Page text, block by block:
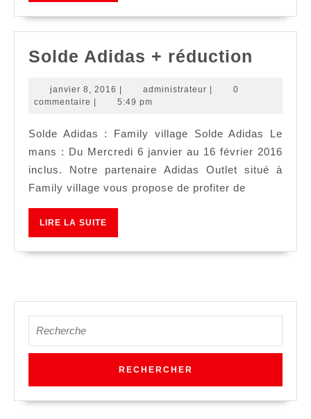
Solde Adidas + réduction
janvier 8, 2016 janvier
8,
| administrateur administrateur
|
0
commentaire | 5:49 pm
Solde Adidas : Family village Solde Adidas Le
mans : Du Mercredi 6 janvier au 16 février 2016
inclus. Notre partenaire Adidas Outlet situé à
Family village vous propose de profiter de
LIRE LA SUITE
for: